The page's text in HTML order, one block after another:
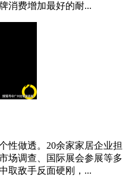
消费增加最好的耐...
性做透。20余家家居企业担
场调查、国际展会参展等多
取敌手反面硬刚，...